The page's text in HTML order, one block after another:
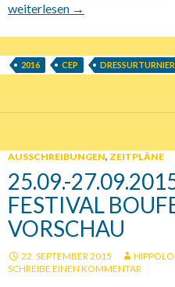
28.03.2016 Dressurturnier in
weiterlesen →
2016 CEP DRESSURTURNIER
AUSSCHREIBUNGEN, ZEITPLÄNE
25.09.-
FESTIVAL
VORSCHAU
22. SEPTEMBER 2015
SCHREIBE EINEN KOMMENTAR